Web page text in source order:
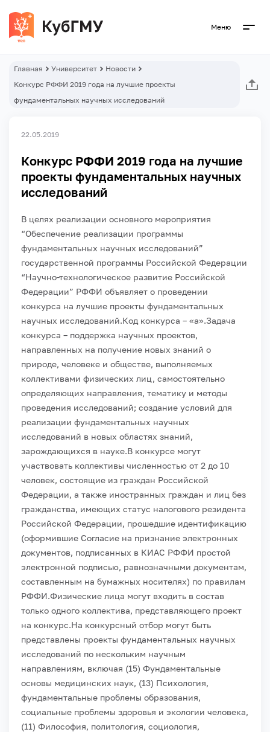
Меню
Главная Университет
Новости
Конкурс РФФИ 2019 года на лучшие проекты
фундаментальных научных исследований
22.05.2019
Конкурс РФФИ 2019 года на лучшие
проекты фундаментальных научных
исследований
В целях реализации основного мероприятия
“Обеспечение реализации программы
фундаментальных научных исследований”
государственной программы Российской Федерации
“Научно-технологическое развитие Российской
Федерации” РФФИ объявляет о проведении
конкурса на лучшие проекты фундаментальных
научных исследований.Код конкурса – «а».Задача
конкурса – поддержка научных проектов,
направленных на получение новых знаний о
природе, человеке и обществе, выполняемых
коллективами физических лиц, самостоятельно
определяющих направления, тематику и методы
проведения исследований; создание условий для
реализации фундаментальных научных
исследований в новых областях знаний,
зарождающихся в науке.В конкурсе могут
участвовать коллективы численностью от 2 до 10
человек, состоящие из граждан Российской
Федерации, а также иностранных граждан и лиц без
гражданства, имеющих статус налогового резидента
Российской Федерации, прошедшие идентификацию
(оформившие Согласие на признание электронных
документов, подписанных в КИАС РФФИ простой
электронной подписью, равнозначными документам,
составленным на бумажных носителях) по правилам
РФФИ.Физические лица могут входить в состав
только одного коллектива, представляющего проект
на конкурс.На конкурсный отбор могут быть
представлены проекты фундаментальных научных
исследований по нескольким научным
направлениям, включая (15) Фундаментальные
основы медицинских наук, (13) Психология,
фундаментальные проблемы образования,
социальные проблемы здоровья и экологии человека,
(11) Философия, политология, социология,